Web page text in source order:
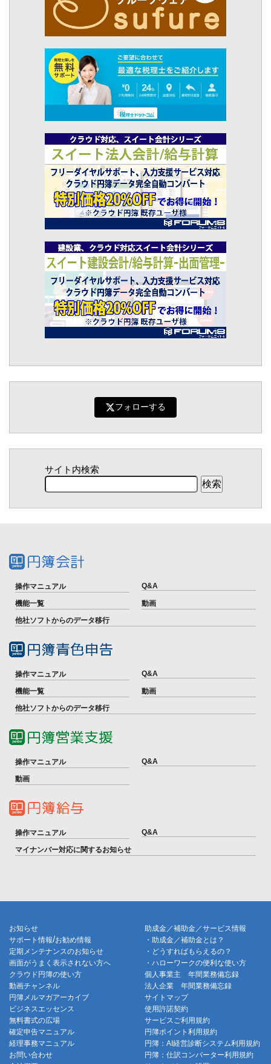
フォローする
サイト内検索
操作マニュアル Q&A
機能一覧
動画
他社ソフトからのデータ移行
操作マニュアル Q&A
機能一覧
動画
他社ソフトからのデータ移行
操作マニュアル Q&A
動画
操作マニュアル Q&A
マイナンバー対応に関するお知らせ
お知らせ
サポート情報/お勧め情報
定期メンテナンスのお知らせ
画面がうまく表示されない方へ
クラウド円簿の使い方
動画チャンネル
円簿メルマガアーカイブ
助成金／補助金／サービス情報
・助成金／補助金とは？
・どうすればもらえるの？
・ハローワークの便利な使い方
個人事業主 年間業務備忘録
法人企業 年間業務備忘録
サイトマップ
ビジネスエッセンス
無料書式の広場
確定申告マニュアル
経理事務マニュアル
お問い合わせ
使用許諾契約
サービスご利用規約
円簿ポイント利用規約
円簿：AI経営診断システム利用規約
円簿：仕訳コンバーター利用規約